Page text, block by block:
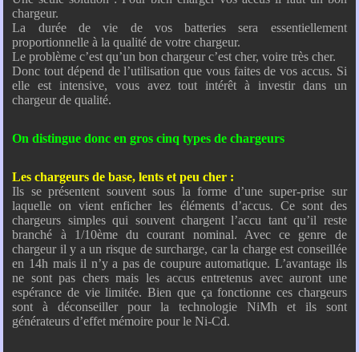
chargeur.
La durée de vie de vos batteries sera essentiellement
proportionnelle à la qualité de votre chargeur.
Le problème c’est qu’un bon chargeur c’est cher, voire très cher.
Donc tout dépend de l’utilisation que vous faites de vos accus. Si
elle est intensive, vous avez tout intérêt à investir dans un
chargeur de qualité.
On distingue donc en gros cinq types de chargeurs
Les chargeurs de base, lents et peu cher :
Ils se présentent souvent sous la forme d’une super-prise sur
laquelle on vient enficher les éléments d’accus. Ce sont des
chargeurs simples qui souvent chargent l’accu tant qu’il reste
branché à 1/10ème du courant nominal. Avec ce genre de
chargeur il y a un risque de surcharge, car la charge est conseillée
en 14h mais il n’y a pas de coupure automatique. L’avantage ils
ne sont pas chers mais les accus entretenus avec auront une
espérance de vie limitée. Bien que ça fonctionne ces chargeurs
sont à déconseiller pour la technologie NiMh et ils sont
générateurs d’effet mémoire pour le Ni-Cd.